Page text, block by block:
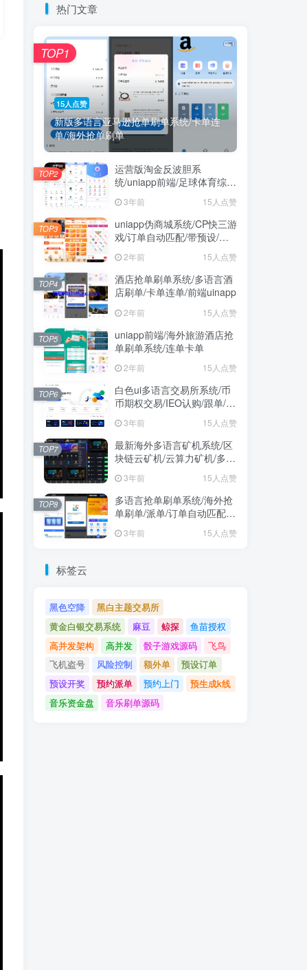
热门文章
15人点赞
新版多语言亚马逊抢单刷单系统/卡单连
单/海外抢单刷单
TOP1
运营版淘金反波胆系
统/uniapp前端/足球体育综合
娱乐系统/全自动采集
3年前 15人点赞
TOP2
uniapp伪商城系统/CP快三游
戏/订单自动匹配/带预设/代
理后台
2年前 15人点赞
TOP3
酒店抢单刷单系统/多语言酒
店刷单/卡单连单/前端uinapp
2年前 15人点赞
TOP4
uniapp前端/海外旅游酒店抢
单刷单系统/连单卡单
2年前 15人点赞
TOP5
白色ui多语言交易所系统/币
币期权交易/IEO认购/跟单/锁
3年前 15人点赞
TOP6
最新海外多语言矿机系统/区
块链云矿机/云算力矿机/多级
3年前 15人点赞
TOP7
多语言抢单刷单系统/海外抢
单刷单/派单/订单自动匹配/
3年前 15人点赞
TOP8
标签云
黑色空降
黑白主题交易所
黄金白银交易系统
麻豆 鲸探
鱼苗授权
高并发架构
高并发 骰子游戏源码
飞鸟
飞机盗号
风险控制 额外单
预设订单
预设开奖
预约派单 预约上门
预生成k线
音乐资金盘
音乐刷单源码